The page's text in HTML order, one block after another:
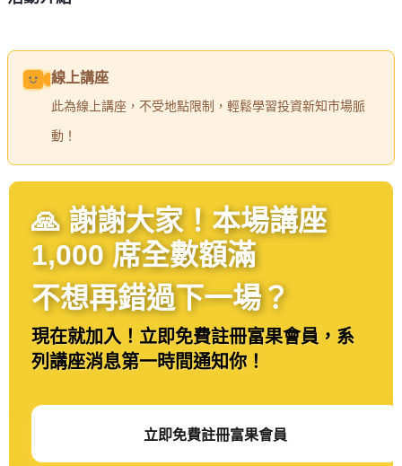
線上講座
此為線上講座，不受地點限制，輕鬆學習投資新知市場脈
動！
🙏 謝謝大家！本場講座
1,000 席全數額滿
不想再錯過下一場？
現在就加入！立即免費註冊富果會員，系
列講座消息第一時間通知你！
立即免費註冊富果會員